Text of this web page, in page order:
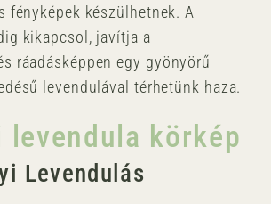
fényképek készülhetnek. A
kikapcsol, javítja a
ráadásképpen egy gyönyörű
levendulával térhetünk haza.
levendula körkép
Levendulás